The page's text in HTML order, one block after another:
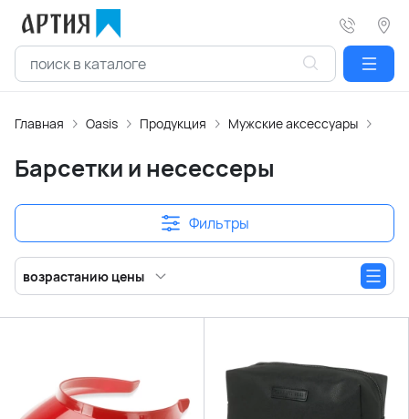
Главная Oasis Продукция Мужские аксессуары
Барсетки и несессеры
Фильтры
возрастанию цены